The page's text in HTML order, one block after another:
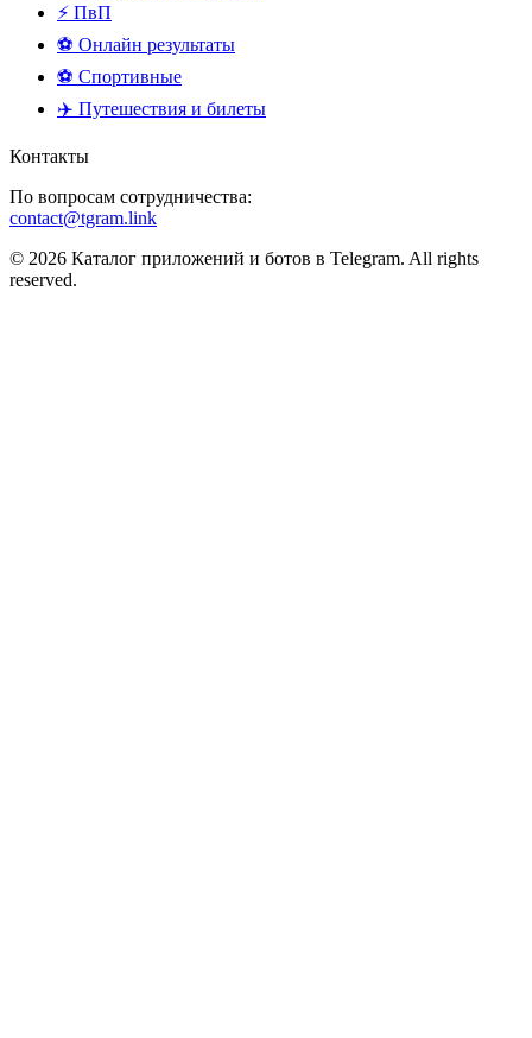
⚡ ПвП
⚽ Онлайн результаты
⚽ Спортивные
✈️ Путешествия и билеты
Контакты
По вопросам сотрудничества:
contact@tgram.link
© 2026 Каталог приложений и ботов в Telegram. All rights
reserved.